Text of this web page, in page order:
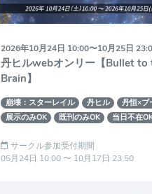
2026年10月24日 10:00〜10月25日
丹ヒルwebオンリー【Bullet to
Brain】
崩壊：スターレイル 丹ヒル
丹恒×ブ
展示のみOK
既刊のみOK 当日不在
サークル参加受付期間
05月24日 10:00 〜 10月17日 23:50